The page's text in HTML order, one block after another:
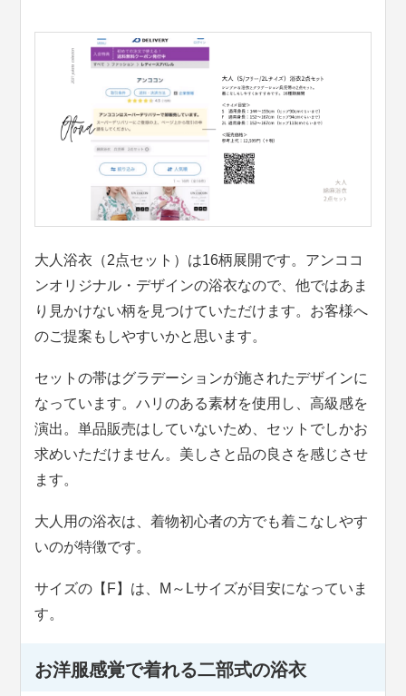
大人浴衣（2点セット）は16柄展開です。アンココ
ンオリジナル・デザインの浴衣なので、他ではあま
り見かけない柄を見つけていただけます。お客様へ
のご提案もしやすいかと思います。
セットの帯はグラデーションが施されたデザインに
なっています。ハリのある素材を使用し、高級感を
演出。単品販売はしていないため、セットでしかお
求めいただけません。美しさと品の良さを感じさせ
ます。
大人用の浴衣は、着物初心者の方でも着こなしやす
いのが特徴です。
サイズの【F】は、M～Lサイズが目安になっていま
す。
お洋服感覚で着れる二部式の浴衣